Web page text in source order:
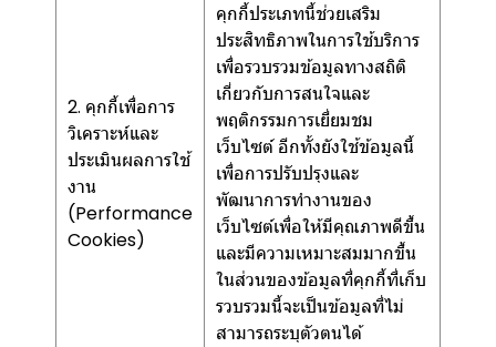
2. คุกกี้เพื่อการ
วิเคราะห์และ
ประเมินผลการใช้
งาน
(Performance
Cookies)
คุกกี้ประเภทนี้ช่วยเสริม
ประสิทธิภาพในการใช้บริการ
เพื่อรวบรวมข้อมูลทางสถิติ
เกี่ยวกับการสนใจและ
พฤติกรรมการเยี่ยมชม
เว็บไซต์ อีกทั้งยังใช้ข้อมูลนี้
เพื่อการปรับปรุงและ
พัฒนาการทำงานของ
เว็บไซต์เพื่อให้มีคุณภาพดีขึ้น
และมีความเหมาะสมมากขึ้น
ในส่วนของข้อมูลที่คุกกี้ที่เก็บ
รวบรวมนี้จะเป็นข้อมูลที่ไม่
สามารถระบุตัวตนได้